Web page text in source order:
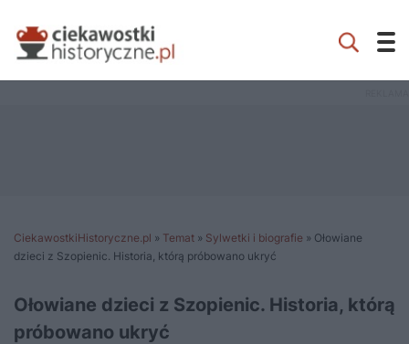
CiekawostkiHistoryczne.pl » Temat » Sylwetki i biografie » Ołowiane
dzieci z Szopienic. Historia, którą próbowano ukryć
Ołowiane dzieci z Szopienic. Historia, którą
próbowano ukryć